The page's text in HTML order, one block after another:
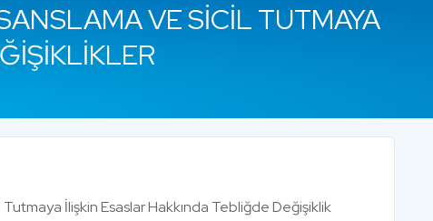
VE SICIL TUTMAYA
İlişkin Esaslar Hakkında Tebliğde Değişiklik